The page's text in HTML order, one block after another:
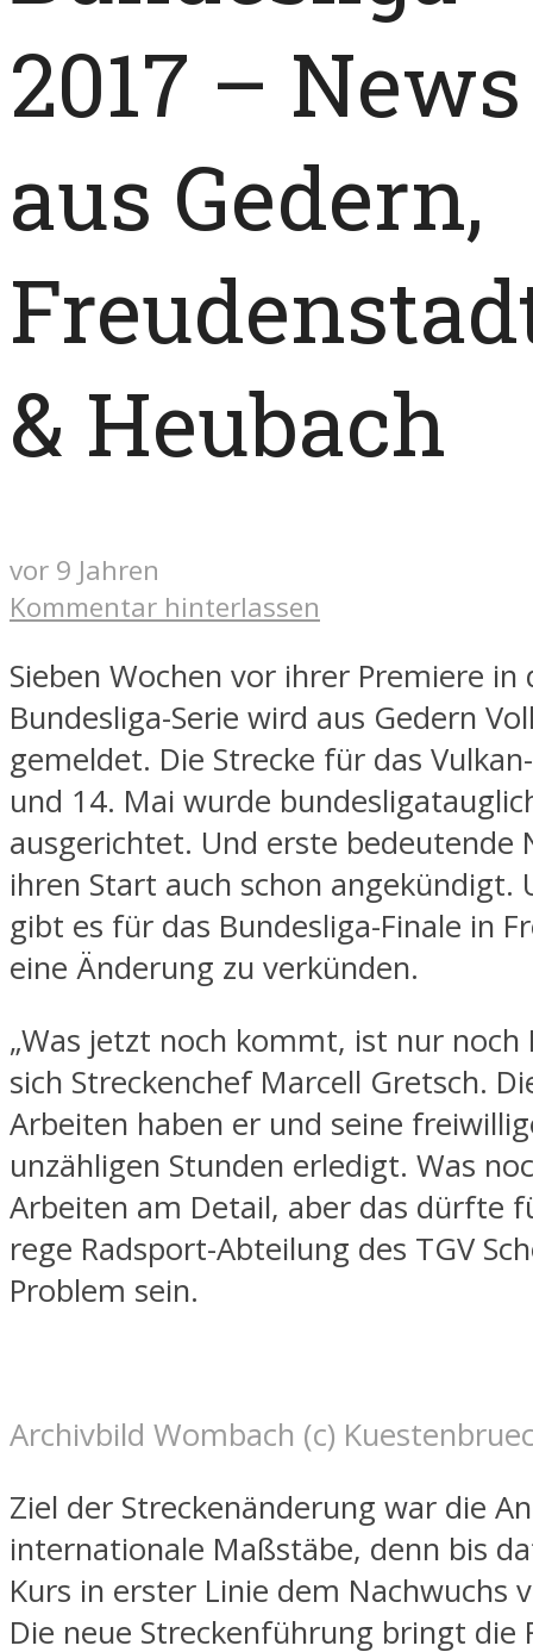
2017 – News
aus Gedern,
& Heubach
vor 9 Jahren
Kommentar hinterlassen
Sieben Wochen vor ihrer Premiere in
Bundesliga-Serie wird aus Gedern
gemeldet. Die Strecke für das
und 14. Mai wurde
ausgerichtet. Und erste bedeutende
ihren Start auch schon angekündigt.
gibt es für das Bundesliga-Finale in
eine Änderung zu verkünden.
„Was jetzt noch kommt, ist nur noch
sich Streckenchef Marcell Gretsch.
Arbeiten haben er und seine
unzähligen Stunden erledigt. Was
Arbeiten am Detail, aber das dürfte
rege Radsport-Abteilung des TGV
Problem sein.
Archivbild Wombach (c)
Ziel der Streckenänderung war die
internationale Maßstäbe, denn bis
Kurs in erster Linie dem Nachwuchs
Die neue Streckenführung bringt die